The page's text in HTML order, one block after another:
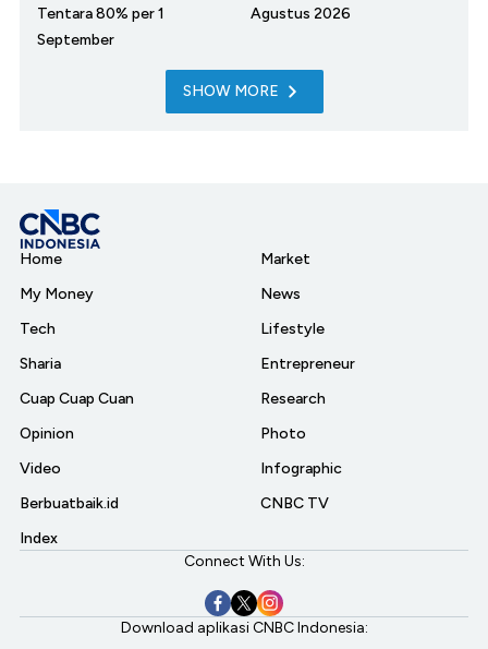
Tentara 80% per 1
September
Agustus 2026
SHOW MORE
Home
My Money
Tech
Sharia
Cuap Cuap Cuan
Opinion
Video
Berbuatbaik.id
Index
Market
News
Lifestyle
Entrepreneur
Research
Photo
Infographic
CNBC TV
Connect With Us:
Download aplikasi CNBC Indonesia: